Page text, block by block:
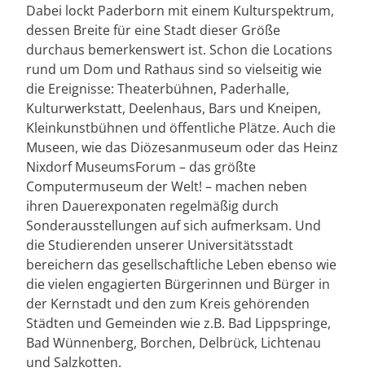
Dabei lockt Paderborn mit einem Kulturspektrum,
dessen Breite für eine Stadt dieser Größe
durchaus bemerkenswert ist. Schon die Locations
rund um Dom und Rathaus sind so vielseitig wie
die Ereignisse: Theaterbühnen, Paderhalle,
Kulturwerkstatt, Deelenhaus, Bars und Kneipen,
Kleinkunstbühnen und öffentliche Plätze. Auch die
Museen, wie das Diözesanmuseum oder das Heinz
Nixdorf MuseumsForum – das größte
Computermuseum der Welt! – machen neben
ihren Dauerexponaten regelmäßig durch
Sonderausstellungen auf sich aufmerksam. Und
die Studierenden unserer Universitätsstadt
bereichern das gesellschaftliche Leben ebenso wie
die vielen engagierten Bürgerinnen und Bürger in
der Kernstadt und den zum Kreis gehörenden
Städten und Gemeinden wie z.B. Bad Lippspringe,
Bad Wünnenberg, Borchen, Delbrück, Lichtenau
und Salzkotten.